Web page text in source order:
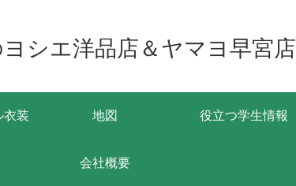
シエ洋品店＆ヤマヨ早宮店
衣装 地図 役立つ学生情報
会社概要